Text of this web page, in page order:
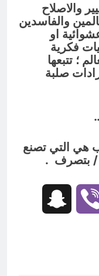
والاصلاح
والفاسدين
او
فكرية
؛ تتبعها
صلبة
هي التي تصنع
/ بتصرف .
Viber